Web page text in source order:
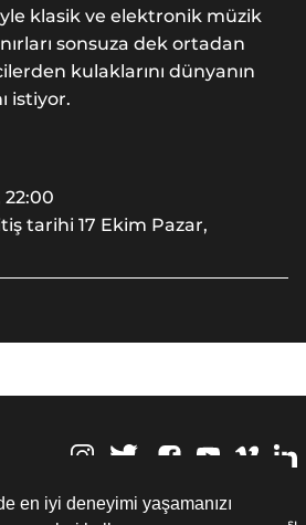
en iyi deneyimi yaşamanızı
klasik ve elektronik müzik
sonsuza dek ortadan
kulaklarını dünyanın
istiyor.
tarihi 17 Ekim Pazar,